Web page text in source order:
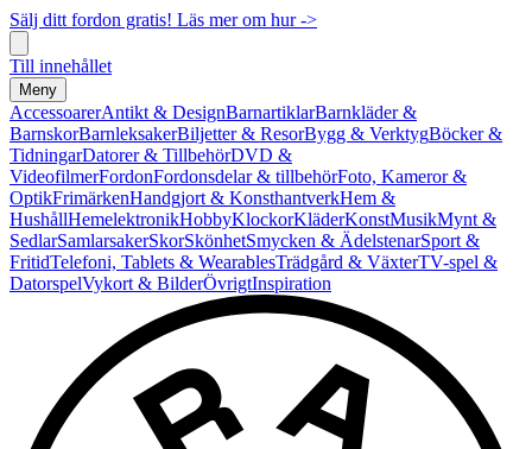
Sälj ditt fordon gratis! Läs mer om hur ->
Till innehållet
Meny
AccessoarerAntikt & DesignBarnartiklarBarnkläder &
BarnskorBarnleksakerBiljetter & ResorBygg & VerktygBöcker &
TidningarDatorer & TillbehörDVD &
VideofilmerFordonFordonsdelar & tillbehörFoto, Kameror &
OptikFrimärkenHandgjort & KonsthantverkHem &
HushållHemelektronikHobbyKlockorKläderKonstMusikMynt &
SedlarSamlarsakerSkorSkönhetSmycken & ÄdelstenarSport &
FritidTelefoni, Tablets & WearablesTrädgård & VäxterTV-spel &
DatorspelVykort & BilderÖvrigtInspiration